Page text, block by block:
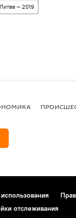
— 2019
отслеживания